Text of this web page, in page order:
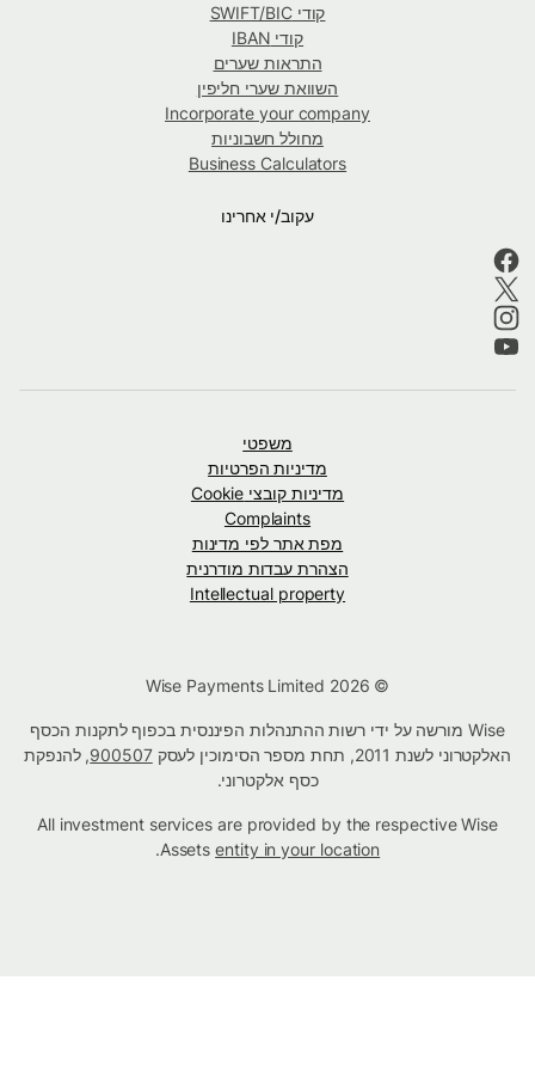
קודי SWIFT/BIC
קודי IBAN
התראות שערים
השוואת שערי חליפין
Incorporate your company
מחולל חשבוניות
Business Calculators
עקוב/י אחרינו
משפטי
מדיניות הפרטיות
מדיניות קובצי Cookie
Complaints
מפת אתר לפי מדינות
הצהרת עבדות מודרנית
Intellectual property
Wise מורשה על ידי רשות ההתנהלות הפיננסית בכפוף לתקנות הכסף
האלקטרוני לשנת 2011, תחת מספר הסימוכין לעסק
900507, להנפקת
כסף אלקטרוני.
All investment services are provided by the respective Wise
Assetsentity in your location
.